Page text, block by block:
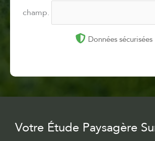
champ.
Données sécurisées
Votre Étude Paysagère